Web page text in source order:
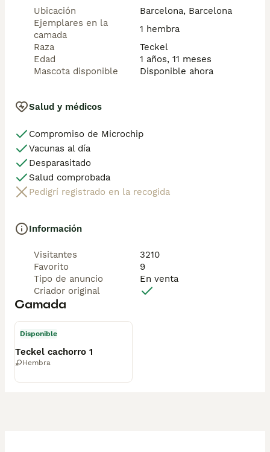
Ubicación
Barcelona, Barcelona
Ejemplares en la
camada
1 hembra
Raza
Teckel
Edad
1 años, 11 meses
Mascota disponible
Disponible ahora
Salud y médicos
Compromiso de Microchip
Vacunas al día
Desparasitado
Salud comprobada
Pedigrí registrado en la recogida
Información
Visitantes
3210
Favorito
9
Tipo de anuncio
En venta
Criador original
Camada
Disponible
Teckel cachorro 1
Hembra